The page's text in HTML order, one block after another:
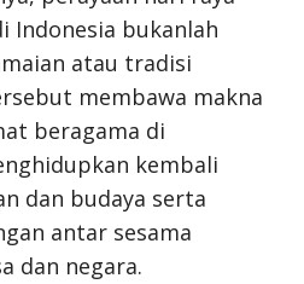
Indonesia bukanlah
atau tradisi
membawa makna
beragama di
kembali
dan budaya serta
antar sesama
dan negara.